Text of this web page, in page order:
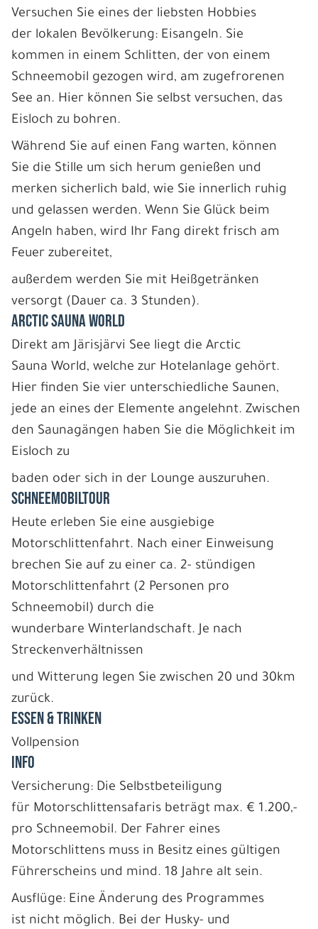
Versuchen Sie eines der liebsten Hobbies
der lokalen Bevölkerung: Eisangeln. Sie
kommen in einem Schlitten, der von einem
Schneemobil gezogen wird, am zugefrorenen
See an. Hier können Sie selbst versuchen, das
Eisloch zu bohren.
Während Sie auf einen Fang warten, können
Sie die Stille um sich herum genießen und
merken sicherlich bald, wie Sie innerlich ruhig
und gelassen werden. Wenn Sie Glück beim
Angeln haben, wird Ihr Fang direkt frisch am
Feuer zubereitet,
außerdem werden Sie mit Heißgetränken
versorgt (Dauer ca. 3 Stunden).
ARCTIC SAUNA WORLD
Direkt am Järisjärvi See liegt die Arctic
Sauna World, welche zur Hotelanlage gehört.
Hier finden Sie vier unterschiedliche Saunen,
jede an eines der Elemente angelehnt. Zwischen
den Saunagängen haben Sie die Möglichkeit im
Eisloch zu
baden oder sich in der Lounge auszuruhen.
SCHNEEMOBILTOUR
Heute erleben Sie eine ausgiebige
Motorschlittenfahrt. Nach einer Einweisung
brechen Sie auf zu einer ca. 2- stündigen
Motorschlittenfahrt (2 Personen pro
Schneemobil) durch die
wunderbare Winterlandschaft. Je nach
Streckenverhältnissen
und Witterung legen Sie zwischen 20 und 30km
zurück.
ESSEN & TRINKEN
Vollpension
INFO
Versicherung: Die Selbstbeteiligung
für Motorschlittensafaris beträgt max. € 1.200,-
pro Schneemobil. Der Fahrer eines
Motorschlittens muss in Besitz eines gültigen
Führerscheins und mind. 18 Jahre alt sein.
Ausflüge: Eine Änderung des Programmes
ist nicht möglich. Bei der Husky- und